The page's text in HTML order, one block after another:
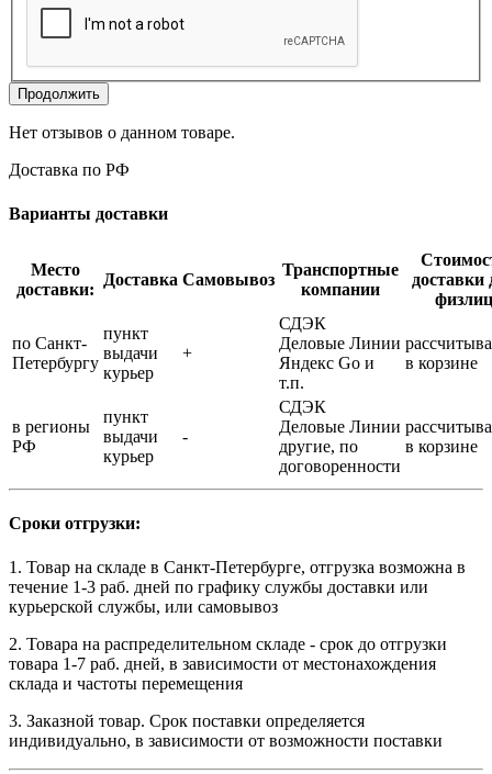
Продолжить
Нет отзывов о данном товаре.
Доставка по РФ
Варианты доставки
Место
доставки:
Доставка Самовывоз
Транспортные
компании
доставки
физлиц
по Санкт-
Петербургу
пункт
выдачи
курьер
+
СДЭК
Деловые Линии
Яндекс Go и
т.п.
в корзине
в регионы
РФ
пункт
выдачи
курьер
-
СДЭК
Деловые Линии
другие, по
договоренности
в корзине
Сроки отгрузки:
1. Товар на складе в Санкт-Петербурге, отгрузка возможна в
течение 1-3 раб. дней по графику службы доставки или
курьерской службы, или самовывоз
2. Товара на распределительном складе - срок до отгрузки
товара 1-7 раб. дней, в зависимости от местонахождения
склада и частоты перемещения
3. Заказной товар. Срок поставки определяется
индивидуально, в зависимости от возможности поставки